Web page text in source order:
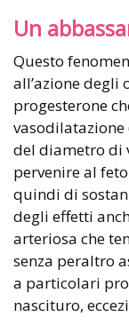
Un
Questo
all’azione degli
progesterone
del diametro di
pervenire al
quindi di
degli effetti
arteriosa che
senza peraltro
a particolari
nascituro,